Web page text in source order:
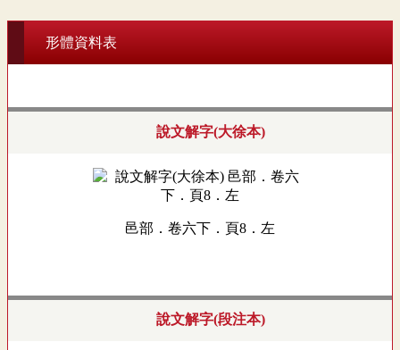
形體資料表
說文解字(大徐本)
邑部．卷六下．頁8．左
說文解字(段注本)